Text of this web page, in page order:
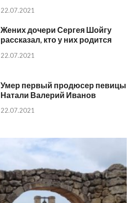
22.07.2021
Жених дочери Сергея Шойгу
рассказал, кто у них родится
22.07.2021
Умер первый продюсер певицы
Натали Валерий Иванов
22.07.2021